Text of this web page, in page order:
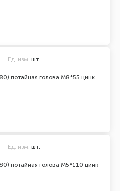
потайная голова М8*55 цинк
Ед. изм. шт.
потайная голова М5*110 цинк
Ед. изм. шт.